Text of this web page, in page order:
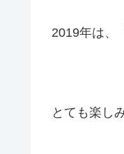
2019年は、
とても楽し